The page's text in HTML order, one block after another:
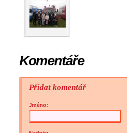
Komentáře
Přidat komentář
Jméno: